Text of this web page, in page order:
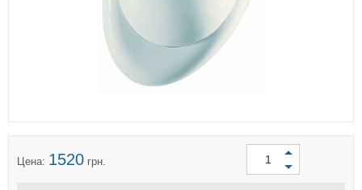
Цена: 1520 грн.